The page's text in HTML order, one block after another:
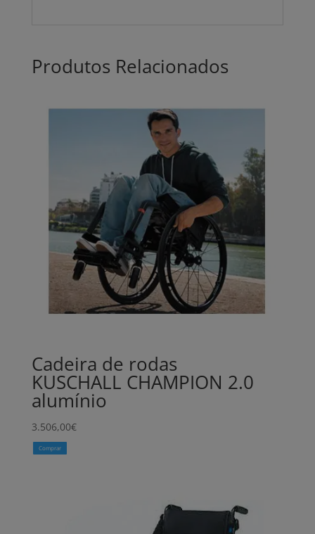
Produtos Relacionados
Cadeira de rodas
KUSCHALL CHAMPION 2.0
alumínio
3.506,00€
Comprar